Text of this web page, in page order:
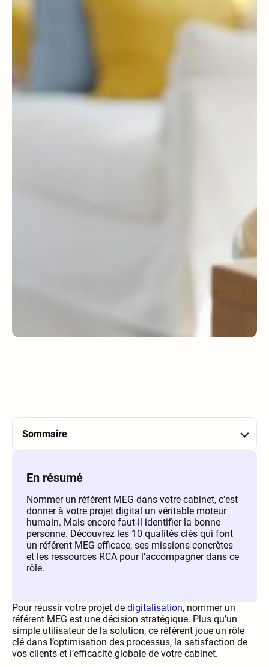
Sommaire
En résumé
Nommer un référent MEG dans votre cabinet, c’est
donner à votre projet digital un véritable moteur
humain. Mais encore faut-il identifier la bonne
personne. Découvrez les 10 qualités clés qui font
un référent MEG efficace, ses missions concrètes
et les ressources RCA pour l’accompagner dans ce
rôle.
Pour réussir votre projet de digitalisation, nommer un
référent MEG est une décision stratégique. Plus qu’un
simple utilisateur de la solution, ce référent joue un rôle
clé dans l’optimisation des processus, la satisfaction de
vos clients et l’efficacité globale de votre cabinet.